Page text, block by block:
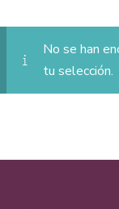
No se han
tu selección.